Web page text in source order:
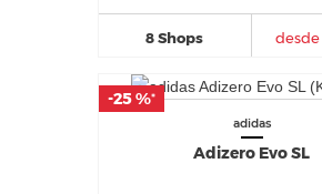
8 Shops desde
adidas
Adizero Evo SL
-25 %*
-25 %*